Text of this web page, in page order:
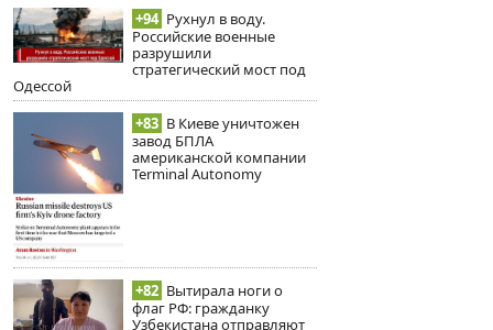
+94 Рухнул в воду.
Российские военные
разрушили
стратегический мост под
Одессой
+83 В Киеве уничтожен
завод БПЛА
американской компании
Terminal Autonomy
+82 Вытирала ноги о
флаг РФ: гражданку
Узбекистана отправляют